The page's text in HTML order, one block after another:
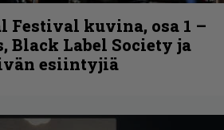
kuvina, osa 1 –
Black Label Society ja
esiintyjiä